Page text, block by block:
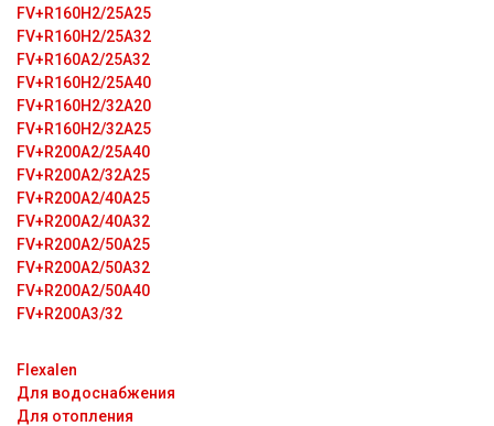
FV+R160H2/25A25
FV+R160H2/25A32
FV+R160A2/25A32
FV+R160H2/25A40
FV+R160H2/32A20
FV+R160H2/32A25
FV+R200A2/25A40
FV+R200A2/32A25
FV+R200A2/40A25
FV+R200A2/40A32
FV+R200A2/50A25
FV+R200A2/50A32
FV+R200A2/50A40
FV+R200A3/32
Flexalen
Для водоснабжения
Для отопления